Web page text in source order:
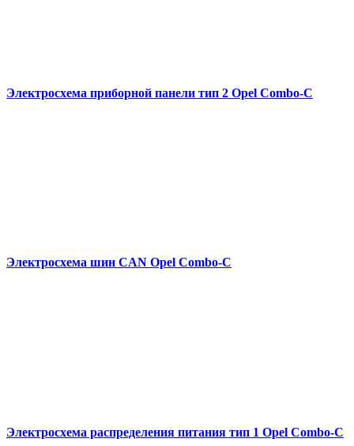
Электросхема приборной панели тип 2 Opel Combo-С
Электросхема шин CAN Opel Combo-С
Электросхема распределения питания тип 1 Opel Combo-С